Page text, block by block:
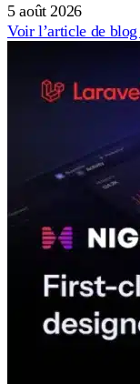
5 août 2026
Voir l’article de blog